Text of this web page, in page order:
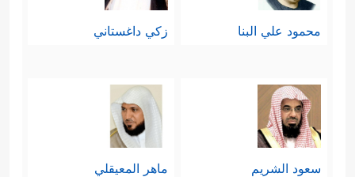
محمود علي البنا زكي داغستاني
سعود الشريم ماهر المعيقلي